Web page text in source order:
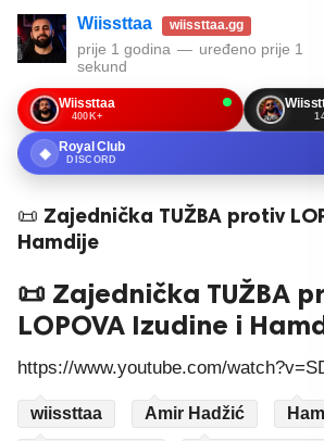
Wiissttaa wiissttaa.gg
prije 1 godina — uređeno prije 1
sekund
Wiissttaa
400K+
◆ Royal Club
DISCORD
📜 Zajednička TUŽBA protiv
Hamdije
📜 Zajednička TUŽBA
LOPOVA Izudine i
https://www.youtube.com/
wiissttaa Amir Hadžić